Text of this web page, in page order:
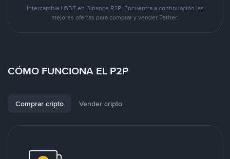
Intercambia USDT en Binance P2P. Encuentra a continuación las
mejores ofertas para comprar y vender Tether.
CÓMO FUNCIONA EL P2P
Comprar cripto Vender cripto